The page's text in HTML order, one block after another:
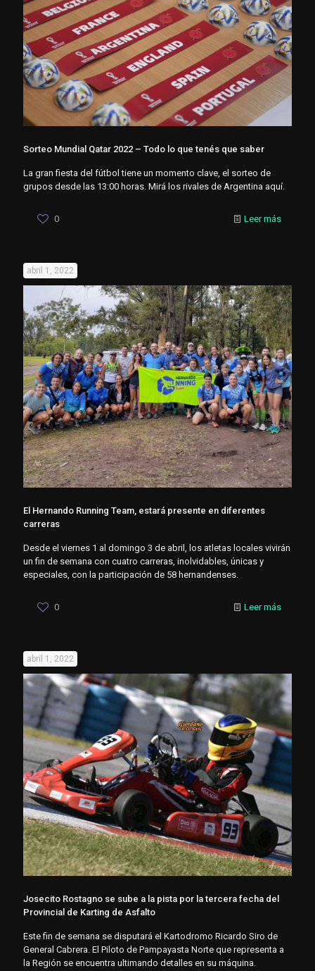
Sorteo Mundial Qatar 2022 – Todo lo que tenés que saber
La gran fiesta del fútbol tiene un momento clave, el sorteo de
grupos desde las 13:00 horas. Mirá los rivales de Argentina aquí.
0 Leer más
abril 1, 2022
El Hernando Running Team, estará presente en diferentes
carreras
Desde el viernes 1 al domingo 3 de abril, los atletas locales vivirán
un fin de semana con cuatro carreras, inolvidables, únicas y
especiales, con la participación de 58 hernandenses.
0 Leer más
abril 1, 2022
Josecito Rostagno se sube a la pista por la tercera fecha del
Provincial de Karting de Asfalto
Este fin de semana se disputará el Kartodromo Ricardo Siro de
General Cabrera. El Piloto de Pampayasta Norte que representa a
la Región se encuentra ultimando detalles en su máquina.